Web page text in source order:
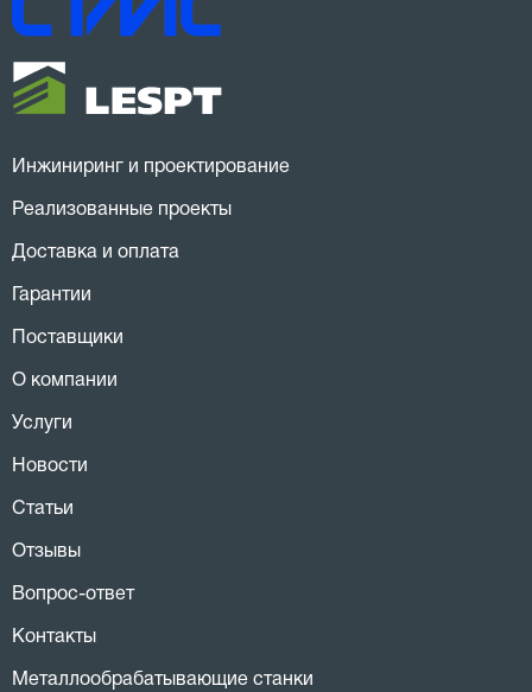
Инжиниринг и проектирование
Реализованные проекты
Доставка и оплата
Гарантии
Поставщики
О компании
Услуги
Новости
Статьи
Отзывы
Вопрос-ответ
Контакты
Металлообрабатывающие станки